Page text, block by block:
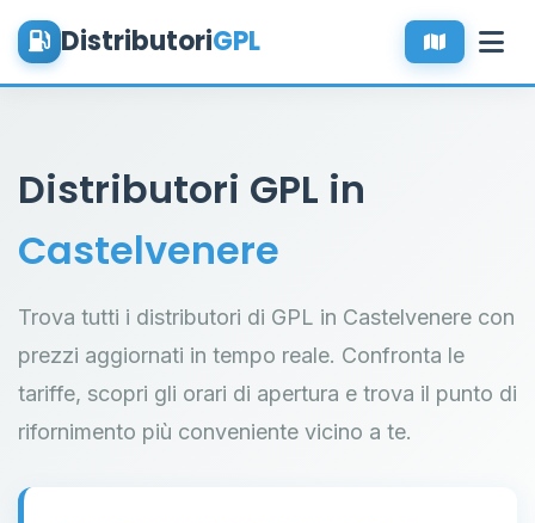
DistributoriGPL
Distributori GPL in
Castelvenere
Trova tutti i distributori di GPL in Castelvenere con
prezzi aggiornati in tempo reale. Confronta le
tariffe, scopri gli orari di apertura e trova il punto di
rifornimento più conveniente vicino a te.